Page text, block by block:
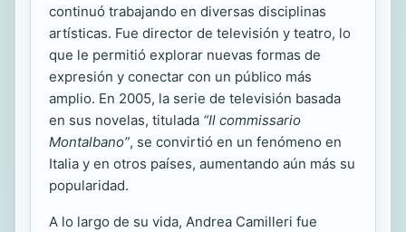
continuó trabajando en diversas disciplinas
artísticas. Fue director de televisión y teatro, lo
que le permitió explorar nuevas formas de
expresión y conectar con un público más
amplio. En 2005, la serie de televisión basada
en sus novelas, titulada “Il commissario
Montalbano”, se convirtió en un fenómeno en
Italia y en otros países, aumentando aún más su
popularidad.
A lo largo de su vida, Andrea Camilleri fue